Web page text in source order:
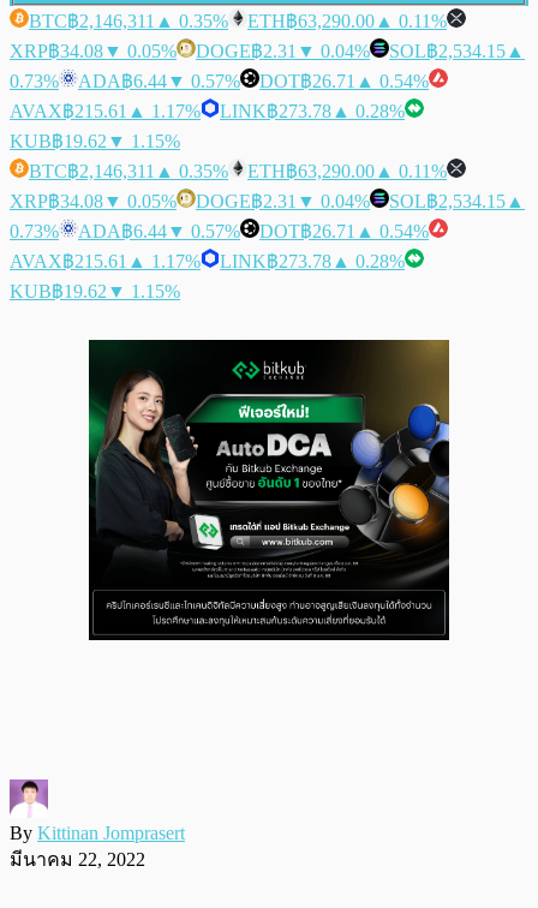
BTC฿2,146,311 ▲ 0.35% ETH฿63,290.00 ▲ 0.11%
XRP฿34.08▼ 0.05% DOGE฿2.31 ▼ 0.04% SOL฿2,534.15 ▲
0.73%
ADA฿6.44▼ 0.57% DOT฿26.71 ▲ 0.54%
AVAX฿215.61 ▲ 1.17% LINK฿273.78 ▲ 0.28%
KUB฿19.62 ▼ 1.15%
BTC฿2,146,311 ▲ 0.35% ETH฿63,290.00 ▲ 0.11%
XRP฿34.08▼ 0.05% DOGE฿2.31 ▼ 0.04% SOL฿2,534.15 ▲
0.73%
ADA฿6.44▼ 0.57% DOT฿26.71 ▲ 0.54%
AVAX฿215.61 ▲ 1.17% LINK฿273.78 ▲ 0.28%
KUB฿19.62 ▼ 1.15%
By Kittinan Jomprasert
มีนาคม 22, 2022